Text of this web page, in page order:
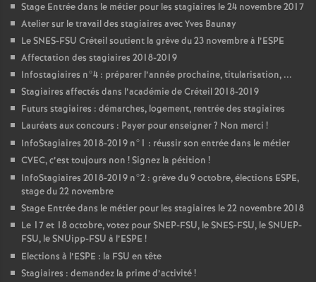
Stage Entrée dans le métier pour les stagiaires le 24 novembre 2017
Atelier sur le travail des stagiaires avec Yves Baunay
LeSNES-FSU Créteil soutient la grève du 23 novembre à l’ESPE
Affectation des stagiaires 2018-2019
Infostagiaires n°4 : préparer l’année prochaine, titularisation, ...
Stagiaires affectés dans l’académie de Créteil 2018-2019
Futurs stagiaires : démarches, logement, rentrée des stagiaires
Lauréats aux concours : Payer pour enseigner? Non merci !
InfoStagiaires 2018-2019 n°1 : réussir son entrée dans le métier
CVEC, c’est toujours non ! Signez la pétition !
InfoStagiaires 2018-2019 n°2 : grève du 9 octobre, élections ESPE,
stage du 22 novembre
Stage Entrée dans le métier pour les stagiaires le 22 novembre 2018
Le 17 et 18 octobre, votez pourSNEP-FSU, leSNES-FSU, leSNUEP-
FSU, le SNUipp-FSU à l’ESPE !
Elections à l’ESPE : la FSU en tête
Stagiaires : demandez la prime d’activité!